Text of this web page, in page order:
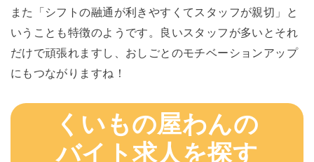
また「シフトの融通が利きやすくてスタッフが親切」と
いうことも特徴のようです。良いスタッフが多いとそれ
だけで頑張れますし、おしごとのモチベーションアップ
にもつながりますね！
くいもの屋わんの
バイト求人を探す